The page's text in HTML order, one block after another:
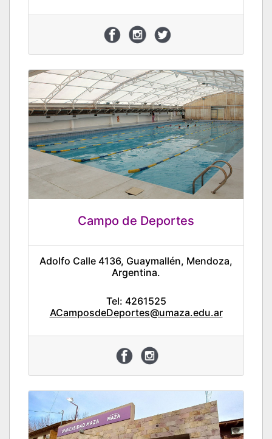
Campo de Deportes
Adolfo Calle 4136, Guaymallén, Mendoza,
Argentina.
Tel: 4261525
ACamposdeDeportes@umaza.edu.ar